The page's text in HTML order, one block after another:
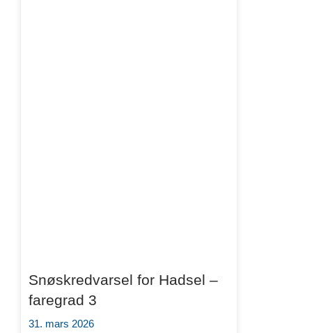
Snøskredvarsel for Hadsel –
faregrad 3
31. mars 2026